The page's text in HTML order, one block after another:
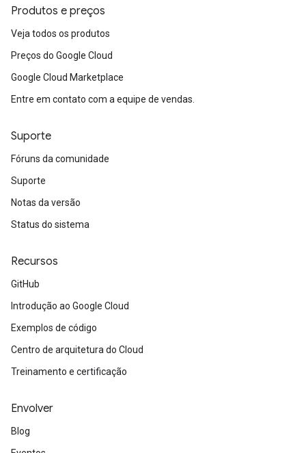
Produtos e preços
Veja todos os produtos
Preços do Google Cloud
Google Cloud Marketplace
Entre em contato com a equipe de vendas.
Suporte
Fóruns da comunidade
Suporte
Notas da versão
Status do sistema
Recursos
GitHub
Introdução ao Google Cloud
Exemplos de código
Centro de arquitetura do Cloud
Treinamento e certificação
Envolver
Blog